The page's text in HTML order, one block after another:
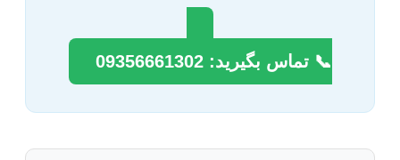
📞 تماس بگیرید: 09356661302